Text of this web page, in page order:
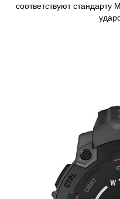
соответствуют стандарту